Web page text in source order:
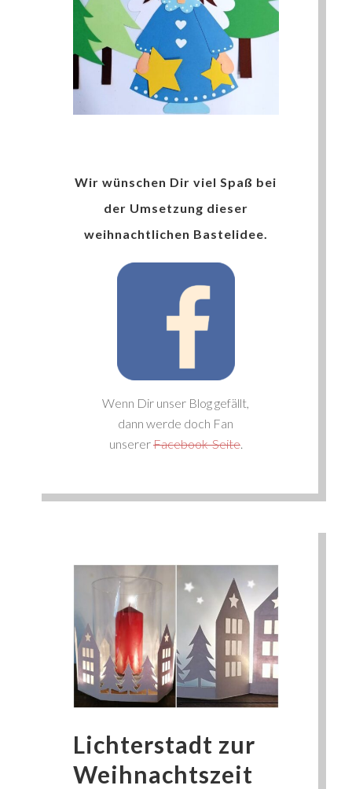
Wir wünschen Dir viel Spaß bei
der Umsetzung dieser
weihnachtlichen Bastelidee.
Wenn Dir unser Blog gefällt,
dann werde doch Fan
unsererFacebook-Seite.
Lichterstadt zur
Weihnachtszeit